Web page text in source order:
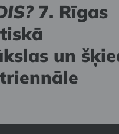
7. Rīgas
un